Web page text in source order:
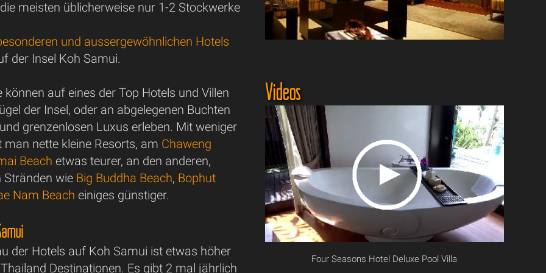
Videos
Four Seasons Hotel Deluxe Pool Villa
meisten üblicherweise nur 1-2 Stockwerke
und aussergewöhnlichen Hotels
der Insel Koh Samui.
können auf eines der Top Hotels und Villen
der Insel, oder an abgelegenen Buchten
grenzenlosen Luxus erleben. Mit weniger
nette kleine Resorts, am Chaweng
Beach etwas teurer, an den anderen,
Stränden wie Big Buddha Beach, Bophut
Nam Beach einiges günstiger.
der Hotels auf Koh Samui ist etwas höher
Destinationen. Es gibt 2 mal jährlich